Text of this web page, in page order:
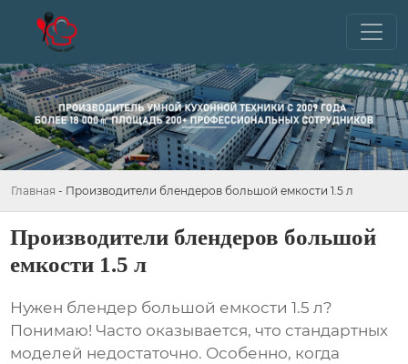
Главная - Производители блендеров большой емкости 1.5 л
Производители блендеров большой
емкости 1.5 л
Нужен блендер большой емкости 1.5 л?
Понимаю! Часто оказывается, что стандартных
моделей недостаточно. Особенно, когда